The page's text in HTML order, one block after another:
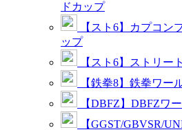
ドカップ
【スト6】カプコン
ップ
【スト6】ストリー
【鉄拳8】鉄拳ワー
【DBFZ】DBFZワ
【GGST/GBVSR/